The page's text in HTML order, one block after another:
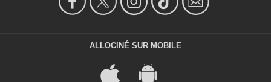
ALLOCINÉ SUR MOBILE